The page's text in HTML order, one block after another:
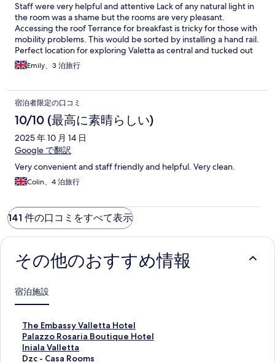
Staff were very helpful and attentive Lack of any natural light in
the room was a shame but the rooms are very pleasant.
Accessing the roof Terrance for breakfast is tricky for those with
mobility problems. This would be sorted by installing a hand rail.
Perfect location for exploring Valetta as central and tucked out
for the way so quieter than some hotels. We had a great stay.
Thank you.
Emily、3 泊旅行
宿泊者限定の口コミ
10/10 (最高に素晴らしい)
2025 年 10 月 14 日
Google で翻訳
Very convenient and staff friendly and helpful. Very clean.
Colin、4 泊旅行
141 件の口コミをすべて表示
その他のおすすめ情報
宿泊施設
The Embassy Valletta Hotel
T
h
e
E
Palazzo Rosaria Boutique Hotel
P
a
l
Iniala Valletta
I
n
Dzc - Casa Rooms
D